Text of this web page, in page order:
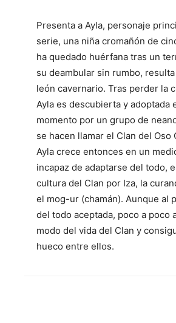
Presenta a Ayla, personaje
serie, una niña cromañón de
ha quedado huérfana tras un
su deambular sin rumbo,
león cavernario. Tras perder la
Ayla es descubierta y adoptada
momento por un grupo de
se hacen llamar el Clan del Oso
Ayla crece entonces en un
incapaz de adaptarse del todo,
cultura del Clan por Iza, la
el mog-ur (chamán). Aunque al
del todo aceptada, poco a poco
modo del vida del Clan y
hueco entre ellos.